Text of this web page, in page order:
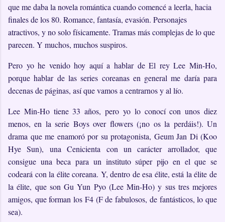
que me daba la novela romántica cuando comencé a leerla, hacia
finales de los 80. Romance, fantasía, evasión. Personajes
atractivos, y no solo físicamente. Tramas más complejas de lo que
parecen. Y muchos, muchos suspiros.
Pero yo he venido hoy aquí a hablar de El rey Lee Min-Ho,
porque hablar de las series coreanas en general me daría para
decenas de páginas, así que vamos a centrarnos y al lío.
Lee Min-Ho tiene 33 años, pero yo lo conocí con unos diez
menos, en la serie Boys over flowers (¡no os la perdáis!). Un
drama que me enamoró por su protagonista, Geum Jan Di (Koo
Hye Sun), una Cenicienta con un carácter arrollador, que
consigue una beca para un instituto súper pijo en el que se
codeará con la élite coreana. Y, dentro de esa élite, está la élite de
la élite, que son Gu Yun Pyo (Lee Min-Ho) y sus tres mejores
amigos, que forman los F4 (F de fabulosos, de fantásticos, lo que
sea).